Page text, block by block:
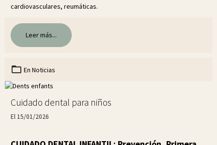
cardiovasculares, reumáticas.
Leer más...
En Noticias
Cuidado dental para niños
El 15/01/2026